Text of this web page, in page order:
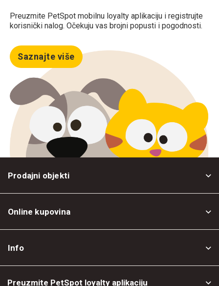
Preuzmite PetSpot mobilnu loyalty aplikaciju i registrujte
korisnički nalog. Očekuju vas brojni popusti i pogodnosti.
Saznajte više
Prodajni objekti
Online kupovina
Info
Preuzmite PetSpot loyalty aplikaciju